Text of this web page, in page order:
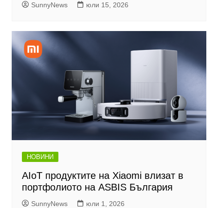
SunnyNews юли 15, 2026
НОВИНИ
AIoT продуктите на Xiaomi влизат в
портфолиото на ASBIS България
SunnyNews юли 1, 2026